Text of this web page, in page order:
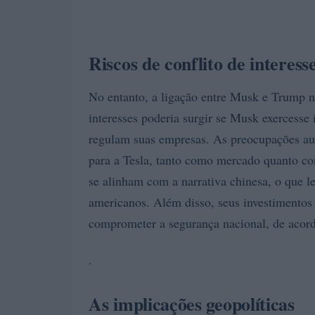
Riscos de conflito de
No entanto, a ligação entre Musk e Trump
interesses poderia surgir se Musk
regulam suas empresas. As preocupações
para a Tesla, tanto como mercado quanto
se alinham com a narrativa chinesa, o que
americanos. Além disso, seus
comprometer a segurança nacional, de
.
As implicações geopolíticas